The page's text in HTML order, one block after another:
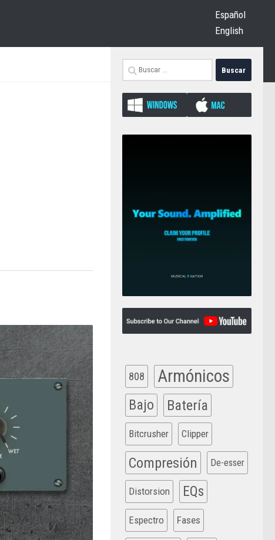
Español
English
Buscar:
808 Armónicos
Bajo Batería
Bitcrusher Clipper
Compresión De-esser
Distorsion EQs
Espectro Fases